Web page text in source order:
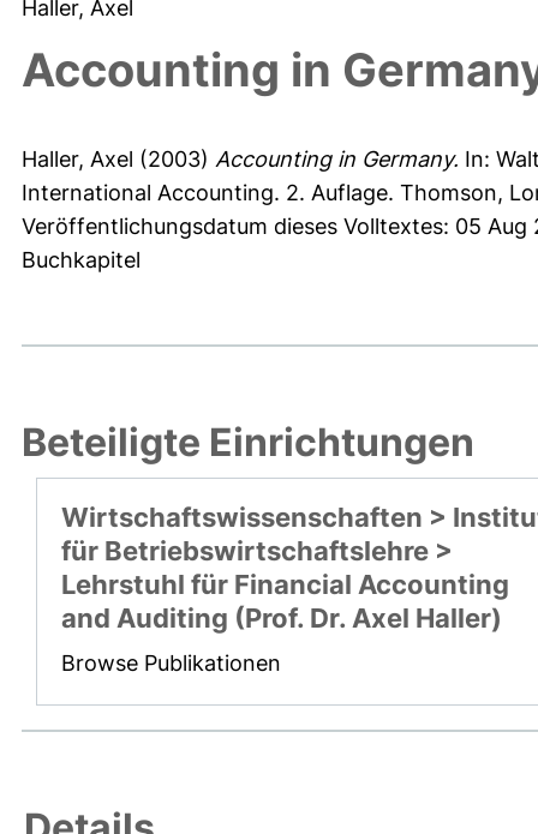
Haller, Axel
Accounting in
Haller, Axel (2003) Accounting in Germany. In:
International Accounting. 2. Auflage. Thomson,
Veröffentlichungsdatum dieses Volltextes: 05 Aug
Buchkapitel
Beteiligte Einrichtungen
Wirtschaftswissenschaften >
für Betriebswirtschaftslehre >
Lehrstuhl für Financial Accounting
and Auditing (Prof. Dr. Axel Haller)
Browse Publikationen